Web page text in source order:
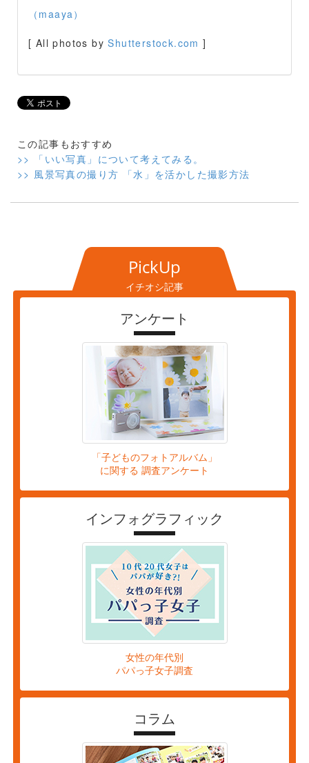
（maaya）
[ All photos byShutterstock.com ]
この記事もおすすめ
>> 「いい写真」について考えてみる。
>> 風景写真の撮り方 「水」を活かした撮影方法
PickUp
イチオシ記事
アンケート
「子どものフォトアルバム」
に関する 調査アンケート
インフォグラフィック
女性の年代別
パパっ子女子調査
コラム